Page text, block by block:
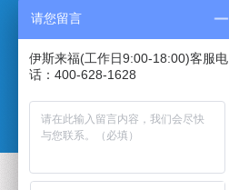
关于我们
公司简介
公司动态
DIATEST
请您留言
伊斯来福(工作日9:00-18:00)客服电
话：400-628-1628